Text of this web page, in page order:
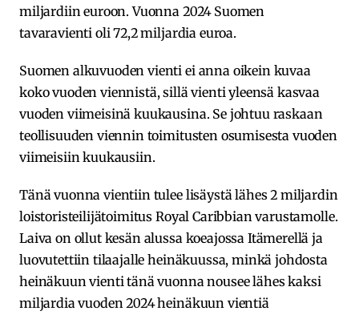
miljardiin euroon. Vuonna 2024 Suomen
tavaravienti oli 72,2 miljardia euroa.
Suomen alkuvuoden vienti ei anna oikein kuvaa
koko vuoden viennistä, sillä vienti yleensä kasvaa
vuoden viimeisinä kuukausina. Se johtuu raskaan
teollisuuden viennin toimitusten osumisesta vuoden
viimeisiin kuukausiin.
Tänä vuonna vientiin tulee lisäystä lähes 2 miljardin
loistoristeilijätoimitus Royal Caribbian varustamolle.
Laiva on ollut kesän alussa koeajossa Itämerellä ja
luovutettiin tilaajalle heinäkuussa, minkä johdosta
heinäkuun vienti tänä vuonna nousee lähes kaksi
miljardia vuoden 2024 heinäkuun vientiä